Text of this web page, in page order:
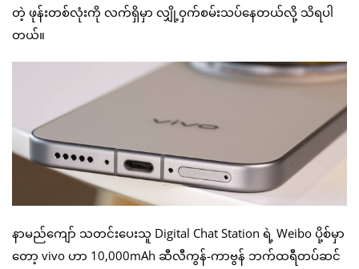
တဲ့ ဖုန်းတစ်လုံးကို လက်ရှိမှာ လျှို့ဝှက်စမ်းသပ်နေတယ်လို့ သိရပါ
တယ်။
နာမည်ကျော် သတင်းပေးသူ Digital Chat Station ရဲ့ Weibo ပို့စ်မှာ
တော့ vivo ဟာ 10,000mAh ဆီလီကွန်-ကာဗွန် ဘက်ထရီတပ်ဆင်